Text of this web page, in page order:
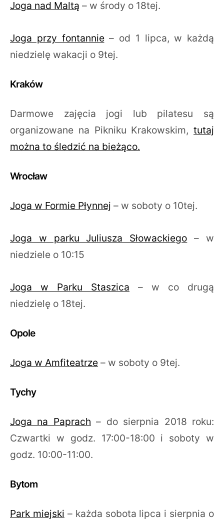
Joga nad Maltą – w środy o 18tej.
Joga przy fontannie– od 1 lipca, w każdą
niedzielę wakacji o 9tej.
Kraków
Darmowe zajęcia jogi lub pilatesu są
organizowane na Pikniku Krakowskim, tutaj
można to śledzić na bieżąco.
Wrocław
Joga w Formie Płynnej – w soboty o 10tej.
Joga w parku Juliusza Słowackiego – w
niedziele o 10:15
Joga w Parku Staszica – w co drugą
niedzielę o 18tej.
Opole
Joga w Amfiteatrze – w soboty o 9tej.
Tychy
Joga na Paprach – do sierpnia 2018 roku:
Czwartki w godz. 17:00-18:00 i soboty w
godz. 10:00-11:00.
Bytom
Park miejski – każda sobota lipca i sierpnia o